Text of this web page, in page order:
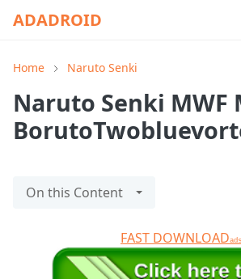
ADADROID
Home Naruto Senki
Naruto Senki MWF
On this Content
FAST DOWNLOADads